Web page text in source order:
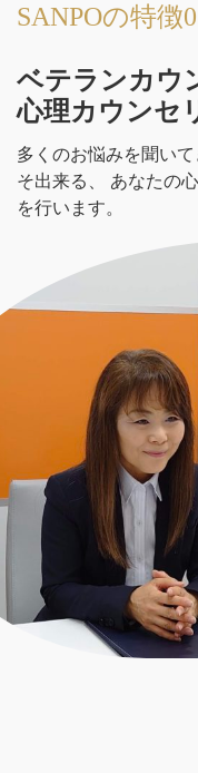
SANPOの特徴
ベテランカウ
心理カウンセ
多くのお悩みを聞い
そ出来る、 あなたの
を行います。